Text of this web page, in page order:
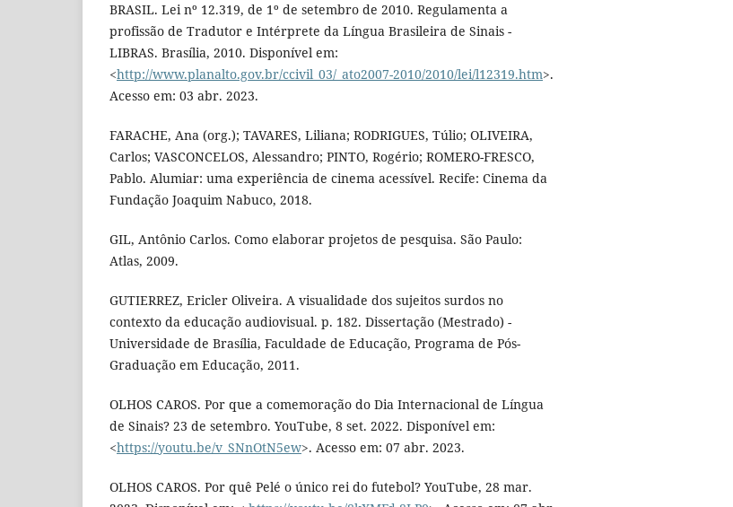
BRASIL. Lei nº 12.319, de 1º de setembro de 2010. Regulamenta a
profissão de Tradutor e Intérprete da Língua Brasileira de Sinais -
LIBRAS. Brasília, 2010. Disponível em:
<http://www.planalto.gov.br/ccivil_03/_ato2007-2010/2010/lei/l12319.htm>.
Acesso em: 03 abr. 2023.
FARACHE, Ana (org.); TAVARES, Liliana; RODRIGUES, Túlio; OLIVEIRA,
Carlos; VASCONCELOS, Alessandro; PINTO, Rogério; ROMERO-FRESCO,
Pablo. Alumiar: uma experiência de cinema acessível. Recife: Cinema da
Fundação Joaquim Nabuco, 2018.
GIL, Antônio Carlos. Como elaborar projetos de pesquisa. São Paulo:
Atlas, 2009.
GUTIERREZ, Ericler Oliveira. A visualidade dos sujeitos surdos no
contexto da educação audiovisual. p. 182. Dissertação (Mestrado) -
Universidade de Brasília, Faculdade de Educação, Programa de Pós-
Graduação em Educação, 2011.
OLHOS CAROS. Por que a comemoração do Dia Internacional de Língua
de Sinais? 23 de setembro. YouTube, 8 set. 2022. Disponível em:
<https://youtu.be/v_SNnOtN5ew>. Acesso em: 07 abr. 2023.
OLHOS CAROS. Por quê Pelé o único rei do futebol? YouTube, 28 mar.